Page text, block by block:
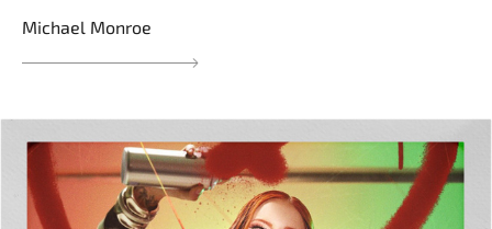
Michael Monroe